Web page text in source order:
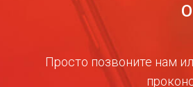
Просто позвоните нам